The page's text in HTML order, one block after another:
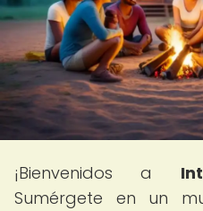
¡Bienvenidos a
Sumérgete en un